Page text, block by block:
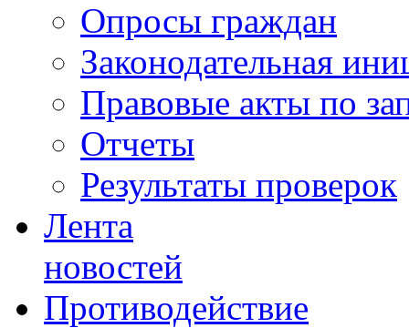
Опросы граждан
Законодательная
Правовые акты по
Отчеты
Результаты проверок
Лента
новостей
Противодействие